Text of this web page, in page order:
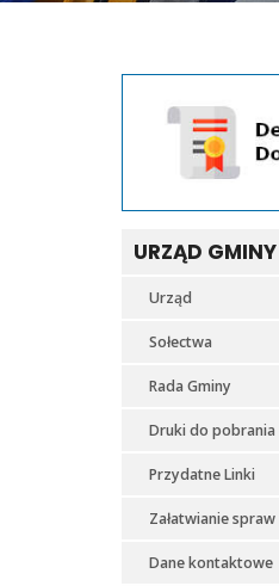
URZĄD GMINY
Urząd
Sołectwa
Rada Gminy
Druki do pobrania
Przydatne Linki
Załatwianie spraw
Dane kontaktowe